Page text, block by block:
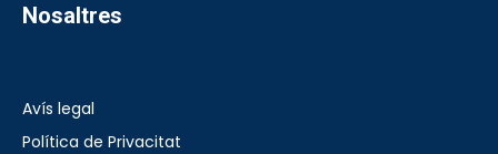
Nosaltres
Avís legal
Política de Privacitat